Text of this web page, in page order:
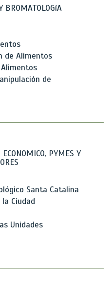
BROMATOLOGíA
de Alimentos
de
ECONOMICO, PYMES Y
Santa Catalina
Ciudad
Unidades